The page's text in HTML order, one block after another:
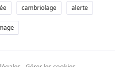
cambriolage alerte